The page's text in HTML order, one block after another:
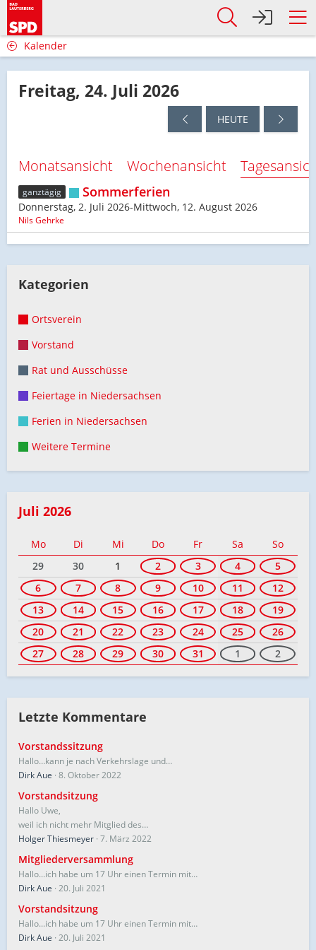
Kalender
Freitag, 24. Juli 2026
HEUTE
Monatsansicht Wochenansicht
ganztägig Sommerferien
Donnerstag, 2. Juli 2026-Mittwoch, 12. August 2026
Nils Gehrke
Kategorien
Ortsverein
Vorstand
Rat und Ausschüsse
Feiertage in Niedersachsen
Ferien in Niedersachsen
Weitere Termine
Juli 2026
Mo Di Mi Do Fr Sa
So
29
30 1 2 3 4
5
6
7 8 9 10 11
12
13
14 15 16 17 18
19
20
21 22 23 24 25
26
27
28 29 30 31 1 2
Letzte Kommentare
Vorstandssitzung
Hallo…kann je nach Verkehrslage und…
Dirk Aue 8. Oktober 2022
Vorstandsitzung
Hallo Uwe,
weil ich nicht mehr Mitglied des…
Holger Thiesmeyer 7. März 2022
Mitgliederversammlung
Hallo...ich habe um 17 Uhr einen Termin mit…
Dirk Aue 20. Juli 2021
Vorstandsitzung
Hallo...ich habe um 17 Uhr einen Termin mit…
Dirk Aue 20. Juli 2021